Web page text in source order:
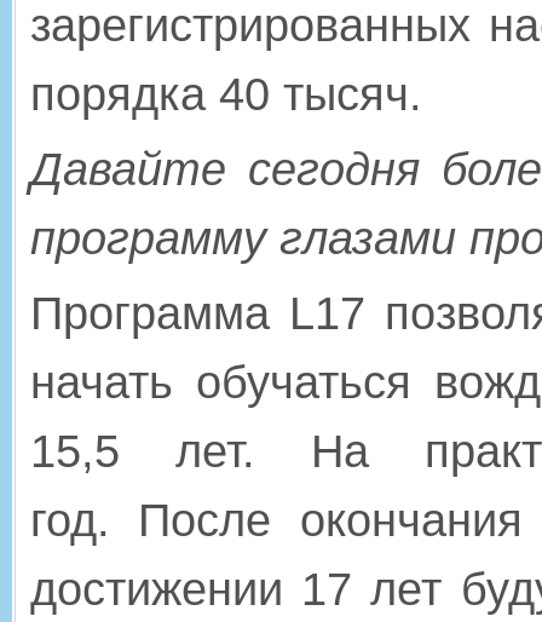
зарегистрированных
порядка 40 тысяч.
Давайте сегодня
программу глазами
Программа L17
начать обучаться
15,5 лет. На
год. После
достижении 17 лет